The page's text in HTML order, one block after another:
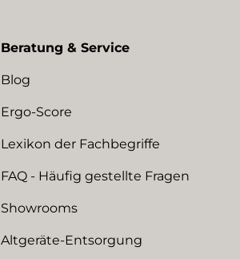
Beratung & Service
Blog
Ergo-Score
Lexikon der Fachbegriffe
FAQ - Häufig gestellte Fragen
Showrooms
Altgeräte-Entsorgung